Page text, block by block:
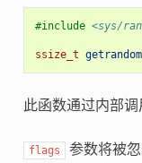
#include <sys/
ssize_t getrandom
此函数通过内部调
flags
参数将被